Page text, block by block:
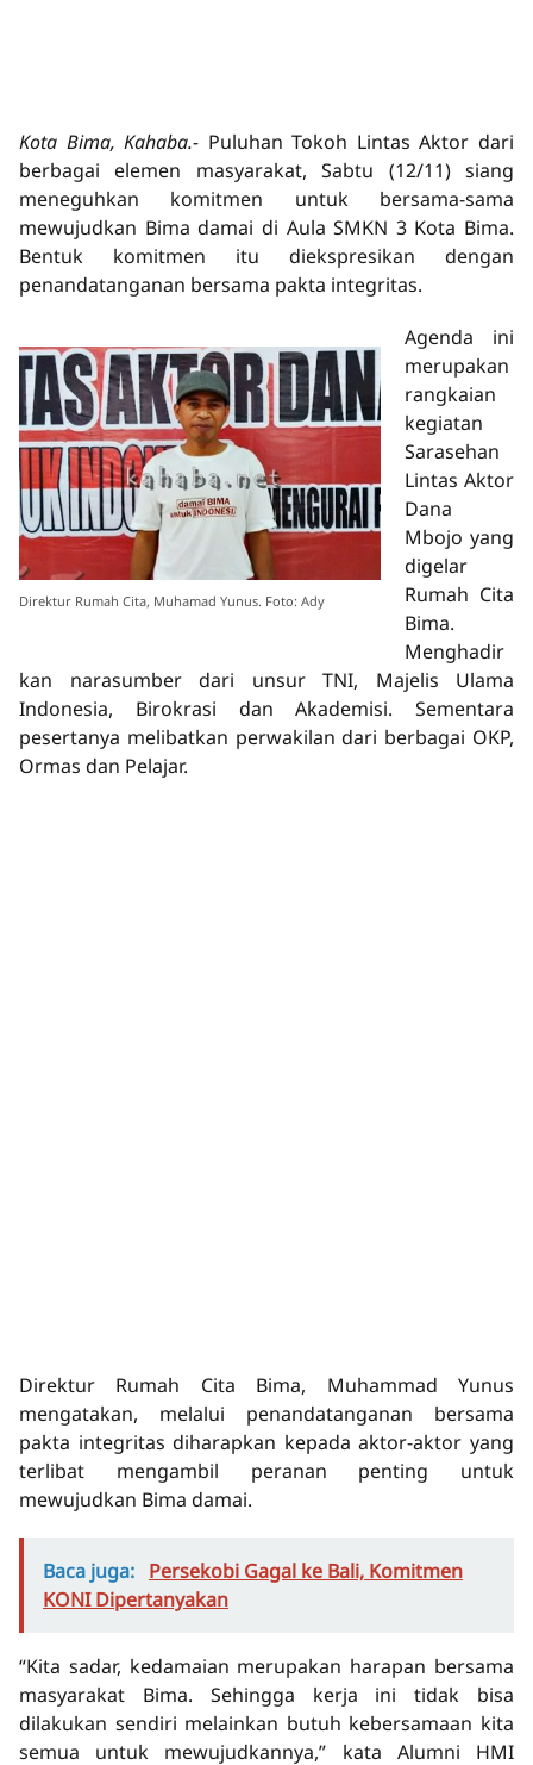
Kota Bima, Kahaba.- Puluhan Tokoh Lintas Aktor dari
berbagai elemen masyarakat, Sabtu (12/11) siang
meneguhkan komitmen untuk bersama-sama
mewujudkan Bima damai di Aula SMKN 3 Kota Bima.
Bentuk komitmen itu diekspresikan dengan
penandatanganan bersama pakta integritas.
Direktur Rumah Cita, Muhamad Yunus. Foto: Ady
Agenda ini
merupakan
rangkaian
kegiatan
Sarasehan
Lintas Aktor
Dana
Mbojo yang
digelar
Rumah Cita
Bima.
Menghadir
kan narasumber dari unsur TNI, Majelis Ulama
Indonesia, Birokrasi dan Akademisi. Sementara
pesertanya melibatkan perwakilan dari berbagai OKP,
Ormas dan Pelajar.
Direktur Rumah Cita Bima, Muhammad Yunus
mengatakan, melalui penandatanganan bersama
pakta integritas diharapkan kepada aktor-aktor yang
terlibat mengambil peranan penting untuk
mewujudkan Bima damai.
Baca juga: Persekobi Gagal ke Bali, Komitmen
KONI Dipertanyakan
“Kita sadar, kedamaian merupakan harapan bersama
masyarakat Bima. Sehingga kerja ini tidak bisa
dilakukan sendiri melainkan butuh kebersamaan kita
semua untuk mewujudkannya,” kata Alumni HMI